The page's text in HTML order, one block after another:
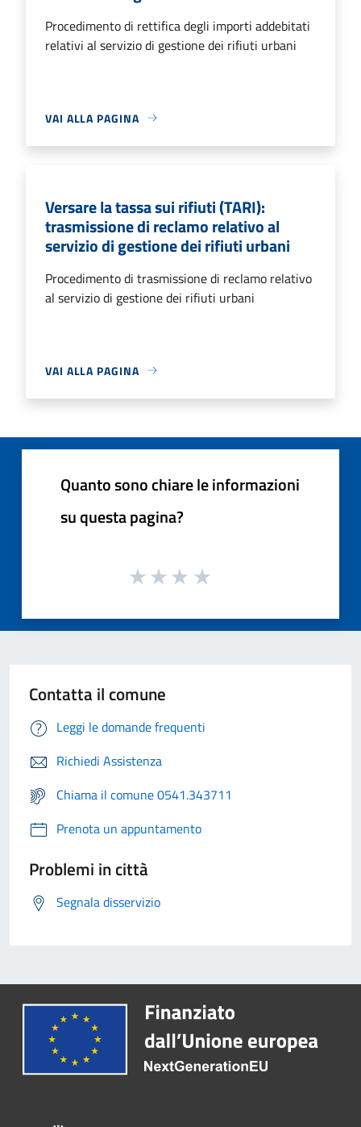
Procedimento di rettifica degli importi addebitati
relativi al servizio di gestione dei rifiuti urbani
VAI ALLA PAGINA
Versare la tassa sui rifiuti (TARI):
trasmissione di reclamo relativo al
servizio di gestione dei rifiuti urbani
Procedimento di trasmissione di reclamo relativo
al servizio di gestione dei rifiuti urbani
VAI ALLA PAGINA
Quanto sono chiare le informazioni
su questa pagina?
Contatta il comune
Leggi le domande frequenti
Richiedi Assistenza
Chiama il comune 0541.343711
Prenota un appuntamento
Problemi in città
Segnala disservizio